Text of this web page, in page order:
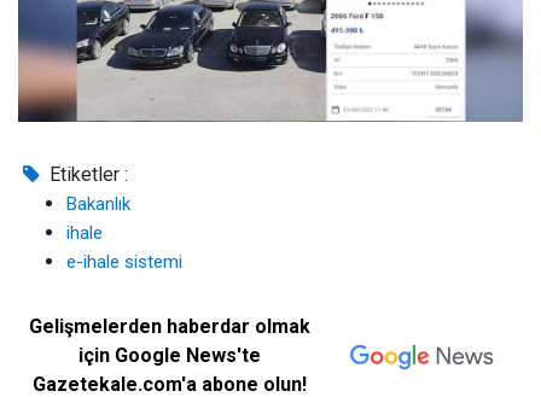
Etiketler :
Bakanlık
ihale
e-ihale sistemi
Gelişmelerden haberdar olmak
için Google News'te
Gazetekale.com'a abone olun!